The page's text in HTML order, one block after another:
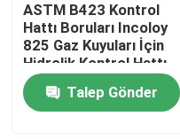
Ev
Ürün:% s
ASTM B423 Kontrol
Hattı Boruları Incoloy
825 Gaz Kuyuları İçin
Hidrolik Kontrol Hattı
Talep Gönder